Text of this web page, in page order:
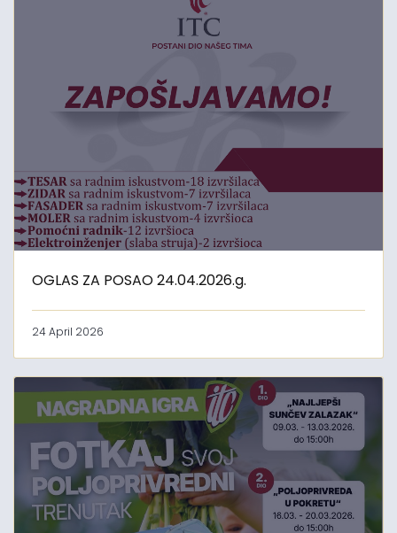
OGLAS ZA POSAO 24.04.2026.g.
24 April 2026